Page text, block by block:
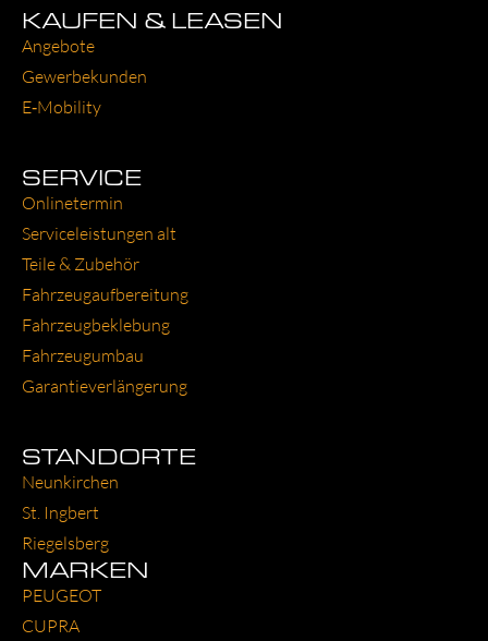
KAUFEN & LEASEN
Ange­bo­te
Gewer­be­kun­den
E‑Mobility
SERVICE
Online­ter­min
Ser­vice­leis­tun­gen alt
Tei­le & Zube­hör
Fahr­zeug­auf­be­rei­tung
Fahr­zeug­be­kle­bung
Fahr­zeug­um­bau
Garantie­verlängerung
STANDORTE
Neun­kir­chen
St. Ing­bert
Rie­gels­berg
MARKEN
PEU­GEOT
CUP­RA